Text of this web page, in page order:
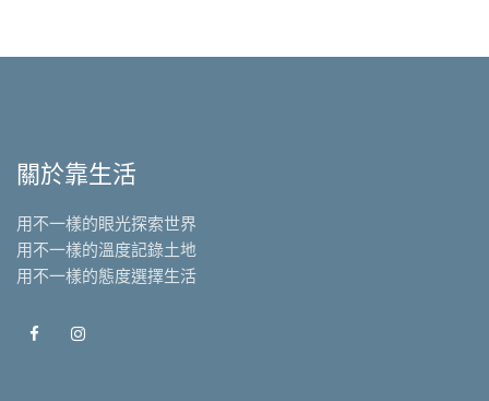
關於靠生活
用不一樣的眼光探索世界
用不一樣的溫度記錄土地
用不一樣的態度選擇生活